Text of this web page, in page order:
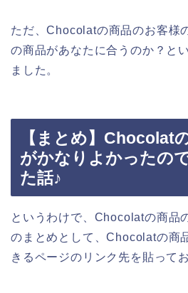
ただ、Chocolatの商品のお客様
の商品があなたに合うのか？と
ました。
【まとめ】Chocolat
がかなりよかったの
た話♪
というわけで、Chocolatの商品
のまとめとして、Chocolatの商
きるページのリンク先を貼って